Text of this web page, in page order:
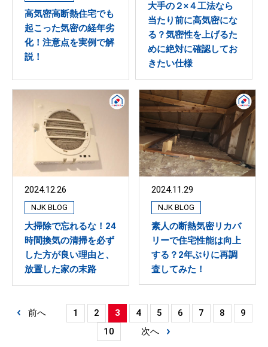
高気密高断熱住宅でも
起こった気密の経年劣
化！注意点を実例で解
説！
大手の２×４工法なら
当たり前に高気密にな
る？気密性を上げるた
めに絶対に確認してお
きたい仕様
2024.12.26
NJK BLOG
大掃除で忘れるな！24
時間換気の清掃を必ず
した方が良い理由と、
放置した家の末路
2024.11.29
NJK BLOG
素人の断熱気密リカバ
リーで住宅性能は向上
する？2年ぶりに再調
査してみた！
前へ 1 2 3 4 5 6 7 8
9
10
次へ